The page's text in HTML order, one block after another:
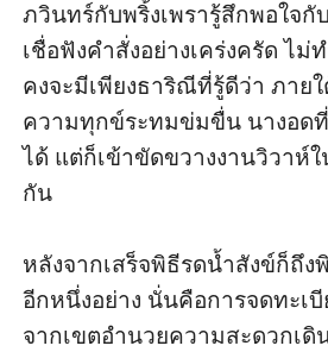
ภวินทร์กับพริ้งเพรารู้สึกพอใจกั
เชื่อฟังคำสั่งอย่างเคร่งครัด ไ
คงจะมีเพียงธาริณีที่รู้ดีว่า ภาย
ความทุกข์ระทมข่มขื่น นางอด
ได้ แต่ก็เข้าขัดขวางงานวิวาห์
กัน
หลังจากเสร็จพิธีรดน้ำสังข์ก็ถึ
อีกหนึ่งอย่าง นั่นคือการจดทะเ
จากเขตอำนวยความสะดวกเดิ